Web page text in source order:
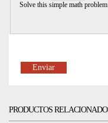
Solve this simple math
PRODUCTOS